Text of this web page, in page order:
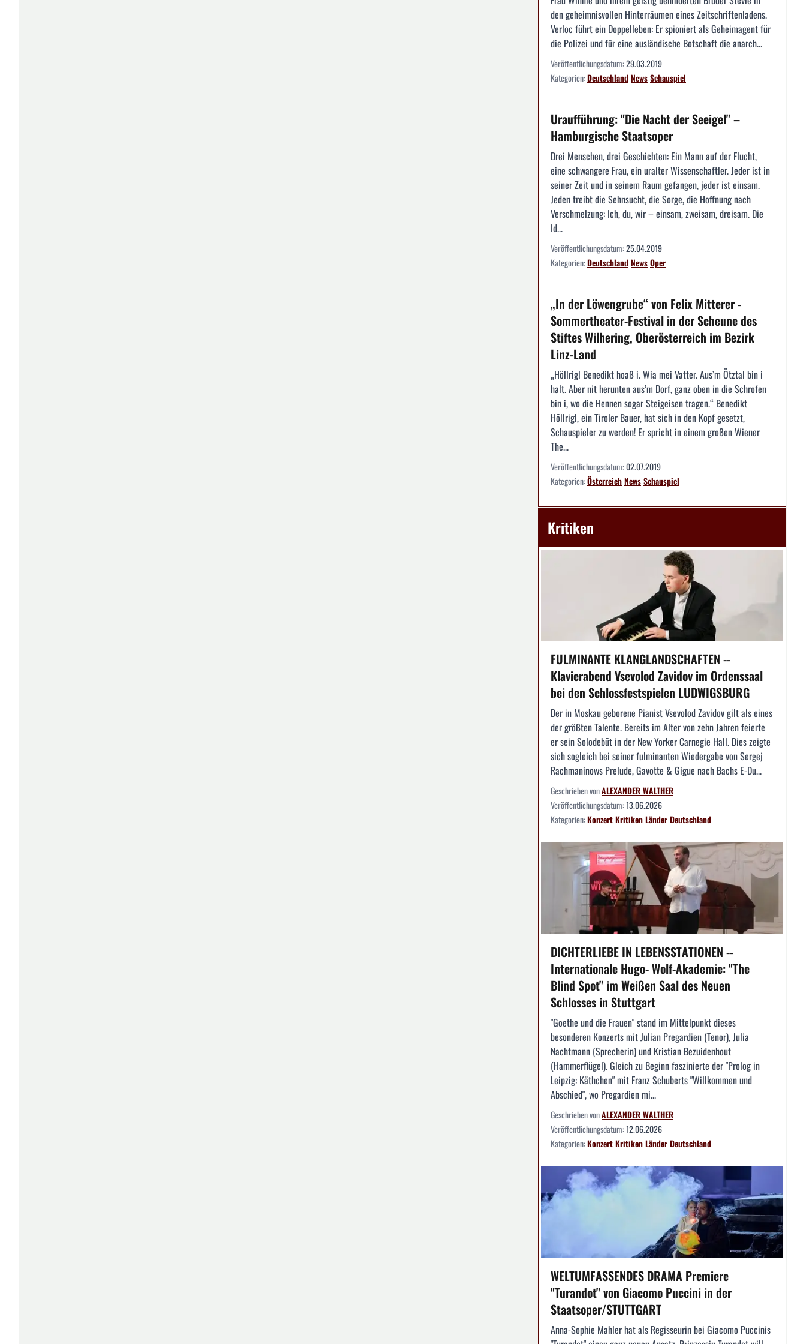
den geheimnisvollen Hinterräumen eines Zeitschriftenladens.
Verloc führt ein Doppelleben: Er spioniert als Geheimagent für
die Polizei und für eine ausländische Botschaft die anarch...
Veröffentlichungsdatum:29.03.2019
Kategorien:DeutschlandNewsSchauspiel
Uraufführung: "Die Nacht der Seeigel" –
Hamburgische Staatsoper
Drei Menschen, drei Geschichten: Ein Mann auf der Flucht,
eine schwangere Frau, ein uralter Wissenschaftler. Jeder ist in
seiner Zeit und in seinem Raum gefangen, jeder ist einsam.
Jeden treibt die Sehnsucht, die Sorge, die Hoffnung nach
Verschmelzung: Ich, du, wir – einsam, zweisam, dreisam. Die
Id...
Veröffentlichungsdatum:25.04.2019
Kategorien:DeutschlandNewsOper
„In der Löwengrube“ von Felix Mitterer -
Sommertheater-Festival in der Scheune des
Stiftes Wilhering, Oberösterreich im Bezirk
Linz-Land
„Höllrigl Benedikt hoaß i. Wia mei Vatter. Aus’m Ötztal bin i
halt. Aber nit herunten aus’m Dorf, ganz oben in die Schrofen
bin i, wo die Hennen sogar Steigeisen tragen.“ Benedikt
Höllrigl, ein Tiroler Bauer, hat sich in den Kopf gesetzt,
Schauspieler zu werden! Er spricht in einem großen Wiener
The...
Veröffentlichungsdatum:02.07.2019
Kategorien:ÖsterreichNewsSchauspiel
Kritiken
FULMINANTE KLANGLANDSCHAFTEN --
Klavierabend Vsevolod Zavidov im Ordenssaal
bei den Schlossfestspielen LUDWIGSBURG
Der in Moskau geborene Pianist Vsevolod Zavidov gilt als eines
der größten Talente. Bereits im Alter von zehn Jahren feierte
er sein Solodebüt in der New Yorker Carnegie Hall. Dies zeigte
sich sogleich bei seiner fulminanten Wiedergabe von Sergej
Rachmaninows Prelude, Gavotte & Gigue nach Bachs E-Du...
Geschrieben vonALEXANDER WALTHER
Veröffentlichungsdatum:13.06.2026
Kategorien:KonzertKritikenLänderDeutschland
DICHTERLIEBE IN LEBENSSTATIONEN --
Internationale Hugo- Wolf-Akademie: "The
Blind Spot" im Weißen Saal des Neuen
Schlosses in Stuttgart
"Goethe und die Frauen" stand im Mittelpunkt dieses
besonderen Konzerts mit Julian Pregardien (Tenor), Julia
Nachtmann (Sprecherin) und Kristian Bezuidenhout
(Hammerflügel). Gleich zu Beginn faszinierte der "Prolog in
Leipzig: Käthchen" mit Franz Schuberts "Willkommen und
Abschied", wo Pregardien mi...
Geschrieben vonALEXANDER WALTHER
Veröffentlichungsdatum:12.06.2026
Kategorien:KonzertKritikenLänderDeutschland
WELTUMFASSENDES DRAMA Premiere
"Turandot" von Giacomo Puccini in der
Staatsoper/STUTTGART
Anna-Sophie Mahler hat als Regisseurin bei Giacomo Puccinis